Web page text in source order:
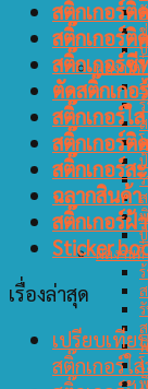
ผลงานที่
ผลงานที่
สติ๊กเกอร์ติ
สติ๊กเกอร์ติ
สติ๊กเกอร์ซี
ตัดสติ๊กเกอร์
สติ๊กเกอร์ใส
สติ๊กเกอร์ติ
สติ๊กเกอร์ส
ฉลากสินค้า
สติ๊กเกอร์ฝ้
Sticker
เรื่องล่าสุด
เปรียบเทีย
สติ๊กเกอร์ใ